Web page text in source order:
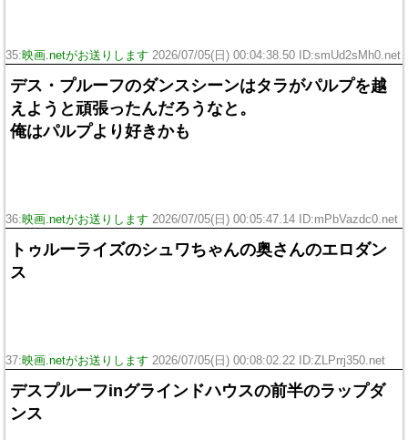
35:映画.netがお送りします 2026/07/05(日) 00:04:38.50 ID:smUd2sMh0.net
デス・プルーフのダンスシーンはタラがパルプを越
えようと頑張ったんだろうなと。
俺はパルプより好きかも
36:映画.netがお送りします 2026/07/05(日) 00:05:47.14 ID:mPbVazdc0.net
トゥルーライズのシュワちゃんの奥さんのエロダン
ス
37:映画.netがお送りします 2026/07/05(日) 00:08:02.22 ID:ZLPrrj350.net
デスプルーフinグラインドハウスの前半のラップダ
ンス